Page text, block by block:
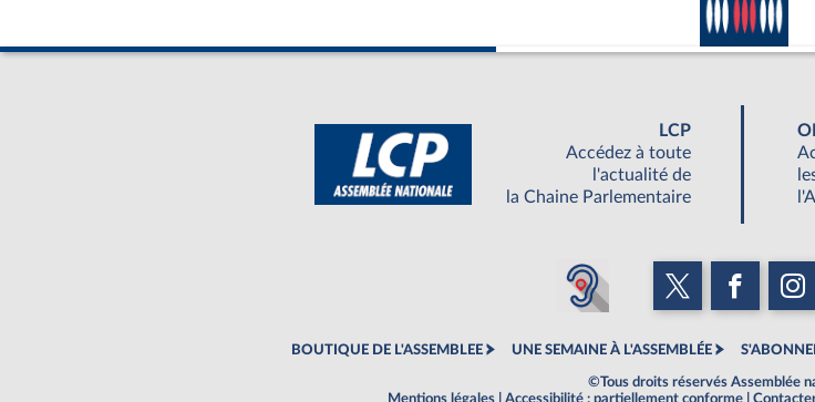
LCP
Accédez à toute
l'actualité de
la Chaine Parlementaire
BOUTIQUE DE L'ASSEMBLEE UNE SEMAINE À L'ASSEMBLÉE
©Tous droits réservés Assemblée
Mentions légales
Accessibilité : partiellement conforme